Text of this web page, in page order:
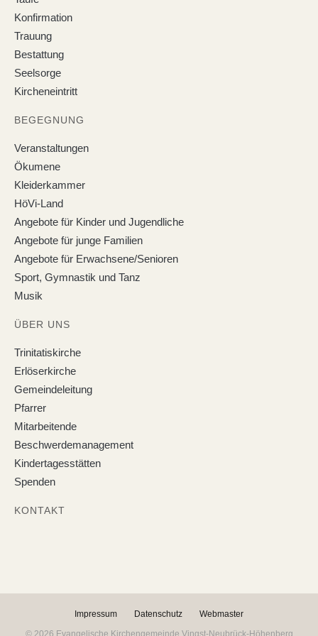
Konfirmation
Trauung
Bestattung
Seelsorge
Kircheneintritt
BEGEGNUNG
Veranstaltungen
Ökumene
Kleiderkammer
HöVi-Land
Angebote für Kinder und Jugendliche
Angebote für junge Familien
Angebote für Erwachsene/Senioren
Sport, Gymnastik und Tanz
Musik
ÜBER UNS
Trinitatiskirche
Erlöserkirche
Gemeindeleitung
Pfarrer
Mitarbeitende
Beschwerdemanagement
Kindertagesstätten
Spenden
KONTAKT
© 2026 Evangelische Kirchengemeinde Vingst-Neubrück-Höhenberg
Impressum Datenschutz Webmaster